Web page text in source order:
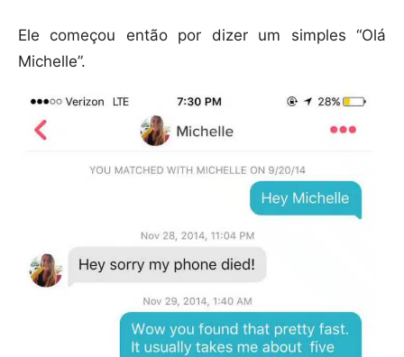
Ele começou então por dizer um simples “Olá
Michelle”.